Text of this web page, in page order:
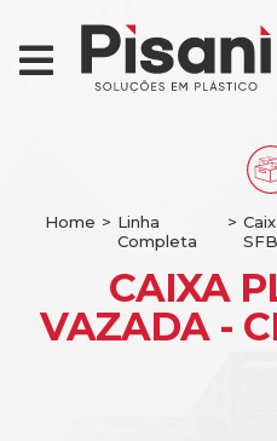
Home > Linha
Completa
>
CAIXA
VAZADA -